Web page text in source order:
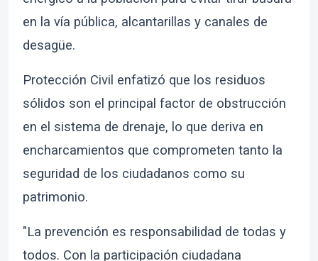
en la vía pública, alcantarillas y canales de
desagüe.
Protección Civil enfatizó que los residuos
sólidos son el principal factor de obstrucción
en el sistema de drenaje, lo que deriva en
encharcamientos que comprometen tanto la
seguridad de los ciudadanos como su
patrimonio.
"La prevención es responsabilidad de todas y
todos. Con la participación ciudadana